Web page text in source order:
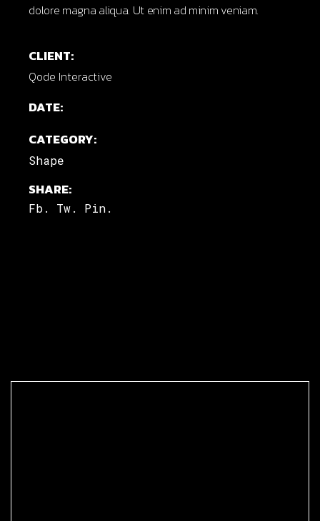
dolore magna aliqua. Ut enim ad minim veniam.
CLIENT:
Qode Interactive
DATE:
CATEGORY:
Shape
SHARE:
Fb. Tw. Pin.